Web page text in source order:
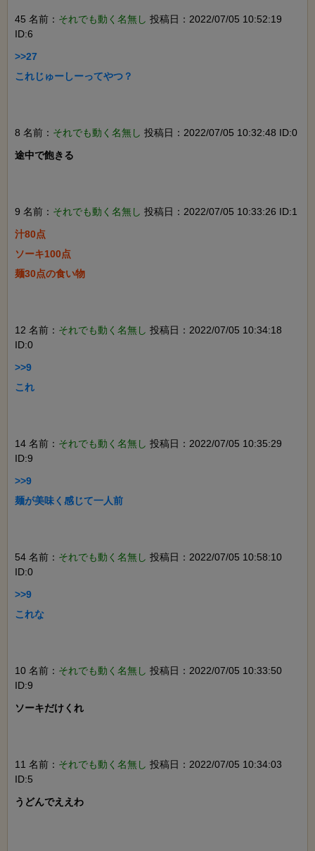
45 名前： それでも動く名無し 投稿日：2022/07/05 10:52:19
ID:6
>>27
これじゅーしーってやつ？
8 名前： それでも動く名無し 投稿日：2022/07/05 10:32:48 ID:0
途中で飽きる
9 名前： それでも動く名無し 投稿日：2022/07/05 10:33:26 ID:1
汁80点
ソーキ100点
麺30点の食い物
12 名前： それでも動く名無し 投稿日：2022/07/05 10:34:18
ID:0
>>9
これ
14 名前： それでも動く名無し 投稿日：2022/07/05 10:35:29
ID:9
>>9
麺が美味く感じて一人前
54 名前： それでも動く名無し 投稿日：2022/07/05 10:58:10
ID:0
>>9
これな
10 名前： それでも動く名無し 投稿日：2022/07/05 10:33:50
ID:9
ソーキだけくれ
11 名前： それでも動く名無し 投稿日：2022/07/05 10:34:03
ID:5
うどんでええわ